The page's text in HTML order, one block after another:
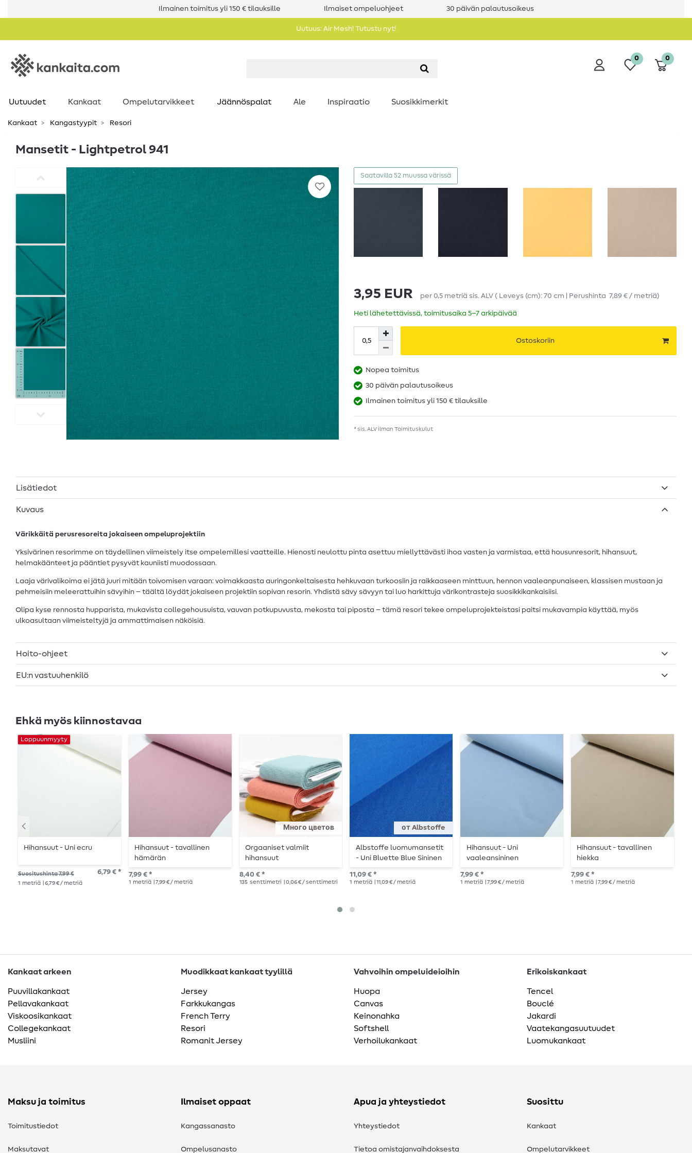
Ilmainen toimitus yli 150 € tilauksille Ilmaiset ompeluohjeet 30 päivän palautusoikeus
Uutuus: Air Mesh! Tutustu nyt!
0 0
Uutuudet Kankaat Ompelutarvikkeet Jäännöspalat Ale Inspiraatio Suosikkimerkit
Kankaat Kangastyypit Resori
Mansetit - Lightpetrol 941
Saatavilla 52 muussa värissä
3,95 EUR per 0,5 metriä sis. ALV ( Leveys (cm): 70 cm | Perushinta 7,89 € / metriä)
Heti lähetettävissä, toimitusaika 5–7 arkipäivää
Ostoskoriin
Nopea toimitus
30 päivän palautusoikeus
Ilmainen toimitus yli 150 € tilauksille
* sis. ALV ilman Toimituskulut
Lisätiedot
Kuvaus
Värikkäitä perusresoreita jokaiseen ompeluprojektiin
Yksivärinen resorimme on täydellinen viimeistely itse ompelemillesi vaatteille. Hienosti neulottu pinta asettuu miellyttävästi ihoa vasten ja varmistaa, että housunresorit, hihansuut,
helmakäänteet ja pääntiet pysyvät kauniisti muodossaan.
Laaja värivalikoima ei jätä juuri mitään toivomisen varaan: voimakkaasta auringonkeltaisesta hehkuvaan turkoosiin ja raikkaaseen minttuun, hennon vaaleanpunaiseen, klassisen mustaan ja
pehmeisiin meleerattuihin sävyihin – täältä löydät jokaiseen projektiin sopivan resorin. Yhdistä sävy sävyyn tai luo harkittuja värikontrasteja suosikkikankaisiisi.
Olipa kyse rennosta hupparista, mukavista collegehousuista, vauvan potkupuvusta, mekosta tai piposta – tämä resori tekee ompeluprojekteistasi paitsi mukavampia käyttää, myös
ulkoasultaan viimeisteltyjä ja ammattimaisen näköisiä.
Hoito-ohjeet
EU:n vastuuhenkilö
Ehkä myös kiinnostavaa
Loppuunmyyty
Hihansuut - Uni ecru
Suositushinta 7,99 € 6,79 € *
1 metriä | 6,79 € / metriä
Hihansuut - tavallinen
hämärän
vaaleanpunainen
7,99 € *
1 metriä | 7,99 € / metriä
Много цветов
Orgaaniset valmiit
hihansuut
8,40 € *
135 senttimetri | 0,06 € / senttimetri
от Albstoffe
Albstoffe luomumansetit
- Uni Bluette Blue Sininen
11,09 € *
1 metriä | 11,09 € / metriä
Hihansuut - Uni
vaaleansininen
7,99 € *
1 metriä | 7,99 € / metriä
Hihansuut - tavallinen
hiekka
7,99 € *
1 metriä | 7,99 € / metriä
Kankaat arkeen
Puuvillakankaat
Pellavakankaat
Viskoosikankaat
Collegekankaat
Musliini
Muodikkaat kankaat tyylillä
Jersey
Farkkukangas
French Terry
Resori
Romanit Jersey
Vahvoihin ompeluideioihin
Huopa
Canvas
Keinonahka
Softshell
Verhoilukankaat
Erikoiskankaat
Tencel
Bouclé
Jakardi
Vaatekangasuutuudet
Luomukankaat
Maksu ja toimitus
Toimitustiedot
Maksutavat
Ilmaiset oppaat
Kangassanasto
Ompelusanasto
Apua ja yhteystiedot
Yhteystiedot
Tietoa omistajanvaihdoksesta
Suosittu
Kankaat
Ompelutarvikkeet